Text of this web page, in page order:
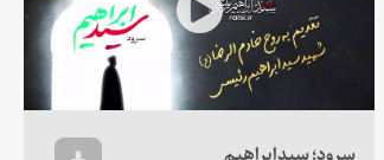
Play
Video
سرود؛ سیدابراهیم